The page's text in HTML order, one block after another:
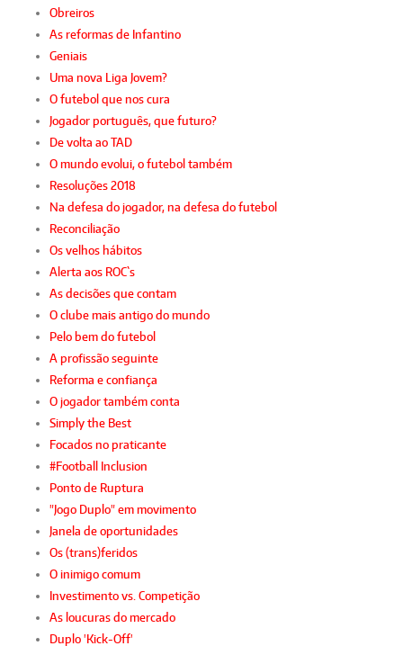
Obreiros
As reformas de Infantino
Geniais
Uma nova Liga Jovem?
O futebol que nos cura
Jogador português, que futuro?
De volta ao TAD
O mundo evolui, o futebol também
Resoluções 2018
Na defesa do jogador, na defesa do futebol
Reconciliação
Os velhos hábitos
Alerta aos ROC`s
As decisões que contam
O clube mais antigo do mundo
Pelo bem do futebol
A profissão seguinte
Reforma e confiança
O jogador também conta
Simply the Best
Focados no praticante
#Football Inclusion
Ponto de Ruptura
"Jogo Duplo" em movimento
Janela de oportunidades
Os (trans)feridos
O inimigo comum
Investimento vs. Competição
As loucuras do mercado
Duplo 'Kick-Off'